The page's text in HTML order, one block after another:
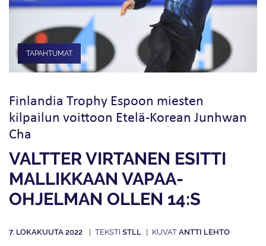
TAPAHTUMAT
Finlandia Trophy Espoon miesten
kilpailun voittoon Etelä-Korean Junhwan
Cha
VALTTER VIRTANEN ESITTI
MALLIKKAAN VAPAA­
OHJELMAN OLLEN 14:S
7. LOKAKUUTA 2022 STLL ANTTI LEHTO